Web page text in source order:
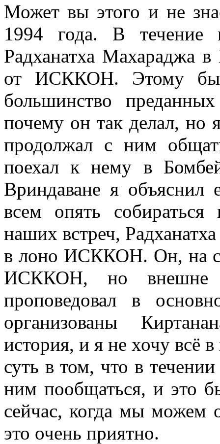
Может вы этого и не
1994 года. В течение
Радханатха Махараджа
от ИСККОН. Этому
большинство
почему он так делал, но
продолжал с ним
поехал к нему в
Вриндаване я объяснил
всем опять
наших встреч,
в лоно ИСККОН. Он, на
ИСККОН, но внешне
проповедовал в
организованы
история, и я не хочу всё
суть в том, что в
ним пообщаться, и это
сейчас, когда мы можем
это очень приятно.